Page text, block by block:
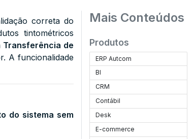
correta do
tintométricos
Transferência de
A funcionalidade
do sistema sem
Mais Conteúdos
Produtos
ERP Autcom
BI
CRM
Contábil
Desk
E-commerce